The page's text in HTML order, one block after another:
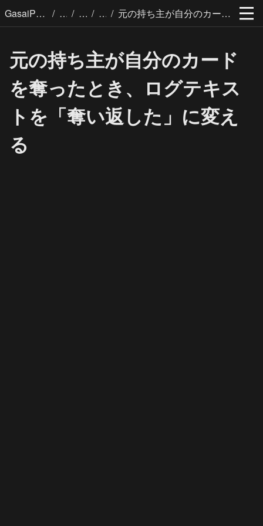
GasaiPages / / / / 元の持ち主が自分のカードを奪ったとき、ログテキストを「奪い返した」に変える
元の持ち主が自分のカード
を奪ったとき、ログテキス
トを「奪い返した」に変え
る